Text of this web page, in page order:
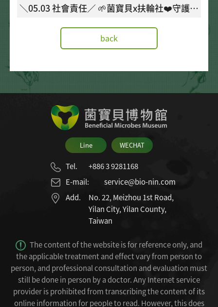
＼05.03 社會責任／ 🌱菌寶貝x扶輪社❤️守護宜
back
Line WECHAT
Tel.
+886 3 9281168
E-mail:
service@bio-nin.com
Add.
No. 22, Meizhou 1st Road,
Yilan City, Yilan County,
Taiwan
The content of the website is for reference only, and
the applicable treatment and effect vary from person to
person, and professional consultation and evaluation must
still be done in person by a doctor.Any Internet service
provider is prohibited from transcribing the content of its
online information for people to read. However, this does